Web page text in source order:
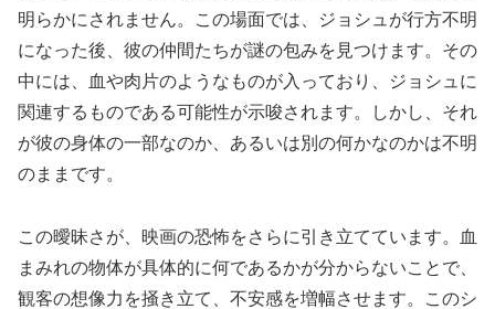
明らかにされません。この場面では、ジョシュが行方不明
になった後、彼の仲間たちが謎の包みを見つけます。その
中には、血や肉片のようなものが入っており、ジョシュに
関連するものである可能性が示唆されます。しかし、それ
が彼の身体の一部なのか、あるいは別の何かなのかは不明
のままです。
この曖昧さが、映画の恐怖をさらに引き立てています。血
まみれの物体が具体的に何であるかが分からないことで、
観客の想像力を掻き立て、不安感を増幅させます。このシ